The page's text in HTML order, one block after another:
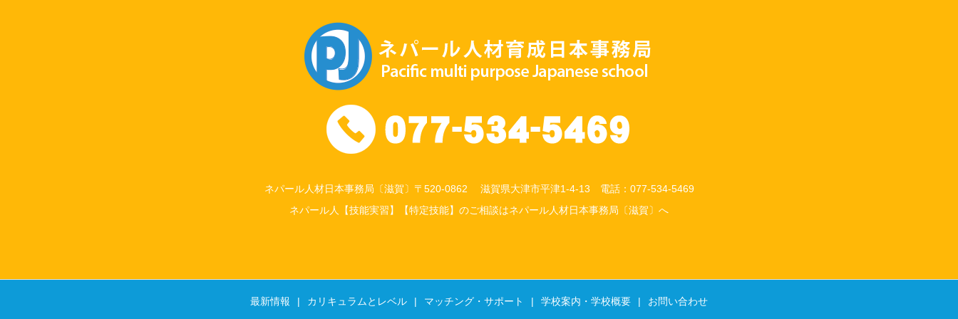
ネパール人材日本事務局〔滋賀〕〒520-0862 滋賀県大津市平津1-4-13 電話：077-534-5469
ネパール人【技能実習】【特定技能】のご相談はネパール人材日本事務局〔滋賀〕へ
最新情報 カリキュラムとレベル マッチング・サポート 学校案内・学校概要 お問い合わせ